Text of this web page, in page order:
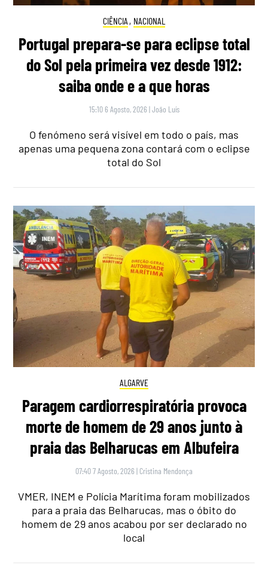
CIÊNCIA , NACIONAL
Portugal prepara-se para eclipse total
do Sol pela primeira vez desde 1912:
saiba onde e a que horas
15:10 6 Agosto, 2026 |João Luís
O fenómeno será visível em todo o país, mas
apenas uma pequena zona contará com o eclipse
total do Sol
ALGARVE
Paragem cardiorrespiratória provoca
morte de homem de 29 anos junto à
praia das Belharucas em Albufeira
07:40 7 Agosto, 2026 | Cristina Mendonça
VMER, INEM e Polícia Marítima foram mobilizados
para a praia das Belharucas, mas o óbito do
homem de 29 anos acabou por ser declarado no
local